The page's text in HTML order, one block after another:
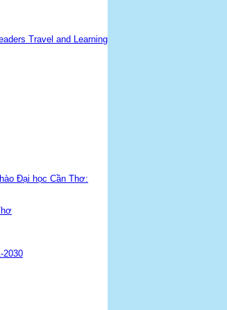
Travel and Learning
Đại học Cần Thơ:
2030